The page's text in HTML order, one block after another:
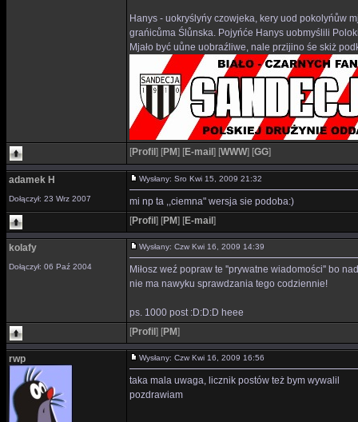
Hanys - uokryślyńy czowjeka, kery uod pokolyńůw
grańicůma Ślůnska. Pojyńće Hanys uobmyślili
Mjało być uůne uobraźliwe, nale przijino śe skiż
[Profil ] [PM] [E-mail ] [WWW] [GG]
adamek H
Dołączył: 23 Wrz 2007
Wysłany: Sro Kwi 15, 2009 21:32
mi np ta ,,ciemna" wersja sie podoba:)
[Profil ] [PM] [E-mail ]
kolafy
Dołączył: 06 Paź 2004
Wysłany: Czw Kwi 16, 2009 14:39
Miłosz weź popraw te ''prywatne wiadomości'' bo
nie ma nawyku sprawdzania tego codziennie!
ps. 1000 post :D:D:D heee
[Profil ] [PM]
rwp Wysłany: Czw Kwi 16, 2009 16:56
taka mala uwaga, licznik postów też bym wywalil
pozdrawiam